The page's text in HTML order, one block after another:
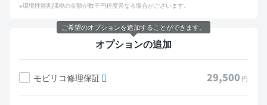
※環境性能割課税の金額が数千円程度異なる場合がございます。
オプションの追加
モビリコ修理保証 29,500 円
ご希望のオプションを追加することができます。